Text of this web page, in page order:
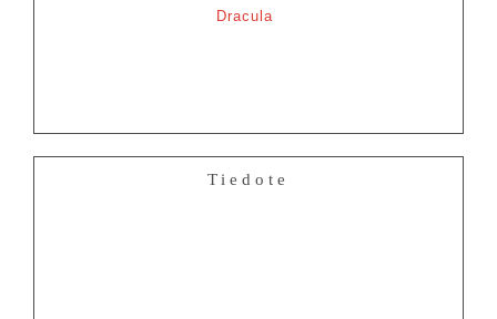
Dracula
Tiedote